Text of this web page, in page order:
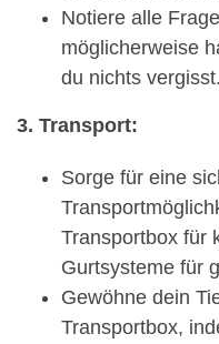
Notiere alle
möglicherweise
du nichts vergisst.
3. Transport:
Sorge für eine
Transportbox für
Gurtsysteme für
Gewöhne dein
Transportbox,